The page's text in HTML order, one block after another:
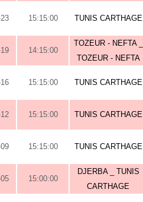
15:15:00 TUNIS CARTHAGE
14:15:00
TOZEUR - NEFTA _
TOZEUR - NEFTA
15:15:00 TUNIS CARTHAGE
15:15:00 TUNIS CARTHAGE
15:15:00 TUNIS CARTHAGE
15:00:00
DJERBA _ TUNIS
CARTHAGE